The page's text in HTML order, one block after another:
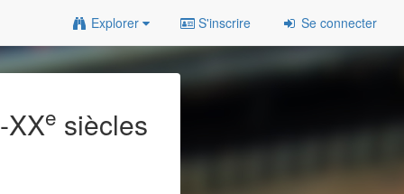
Explorer S'inscrire Se connecter
-XXe siècles